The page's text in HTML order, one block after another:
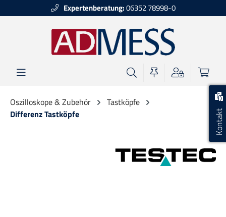
Kontakt
Expertenberatung:06352 78998-0
Oszilloskope & Zubehör
Tastköpfe
Differenz Tastköpfe